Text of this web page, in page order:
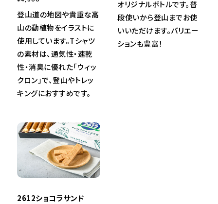
登山道の地図や貴重な高
山の動植物をイラストに
使用しています。Tシャツ
の素材は、通気性・速乾
性・消臭に優れた「ウィッ
クロン」で、登山やトレッ
キングにおすすめです。
オリジナルボトルです。普
段使いから登山までお使
いいただけます。バリエー
ションも豊富！
2612ショコラサンド